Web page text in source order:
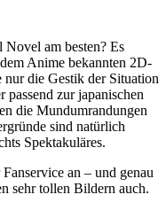
am besten? Es
Anime bekannten 2D-
nur die Gestik der Situation
zur japanischen
die Mundumrandungen
sind natürlich
Spektakuläres.
an – und genau
sehr tollen Bildern auch.